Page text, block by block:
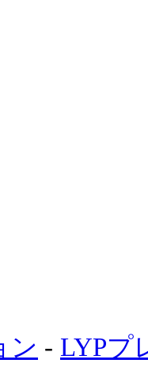
ン - LYPプ